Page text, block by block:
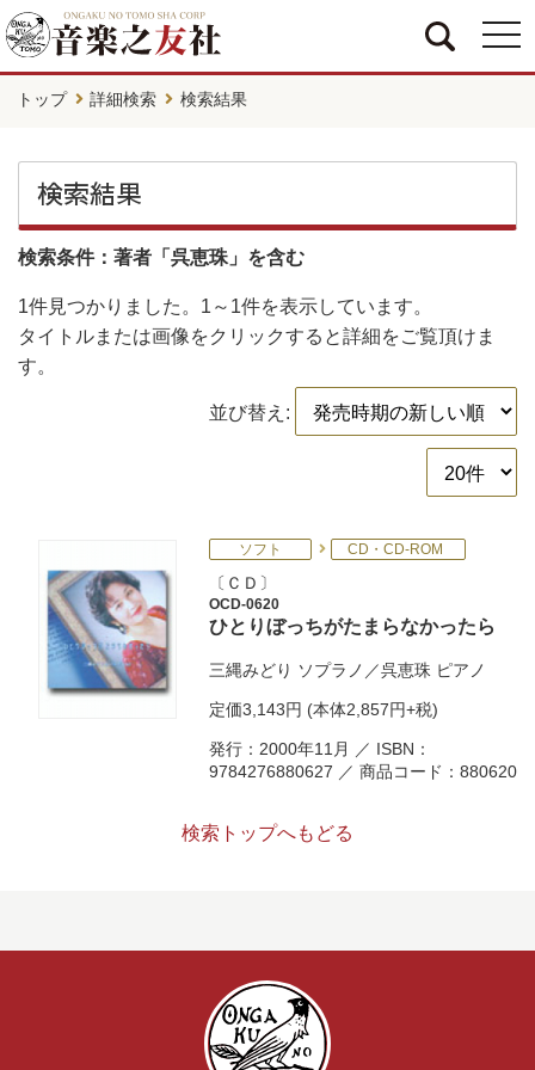
トップ 詳細検索 検索結果
検索結果
検索条件：著者「呉恵珠」を含む
1件見つかりました。 1～1件を表示しています。
タイトルまたは画像をクリックすると詳細をご覧頂けま
す。
並び替え:
ソフト CD・CD-ROM
ＣＤ
OCD-0620
ひとりぼっちがたまらなかったら
三縄みどり ソプラノ／呉恵珠 ピアノ
定価3,143円 (本体2,857円+税)
発行：2000年11月 ／ ISBN：
9784276880627 ／ 商品コード：880620
検索トップへもどる